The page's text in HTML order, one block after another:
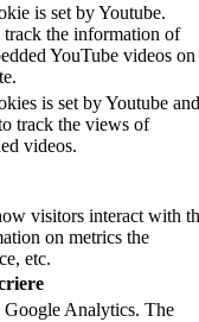
is set by Youtube.
track the information of
YouTube videos on
is set by Youtube and
track the views of
videos.
visitors interact with
on metrics the
etc.
Analytics. The